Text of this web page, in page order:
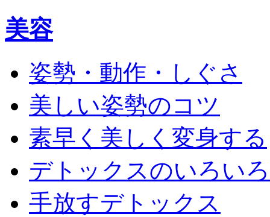
美容
姿勢・動作・しぐさ
美しい姿勢のコツ
素早く美しく変身する
デトックスのいろいろ
手放すデトックス